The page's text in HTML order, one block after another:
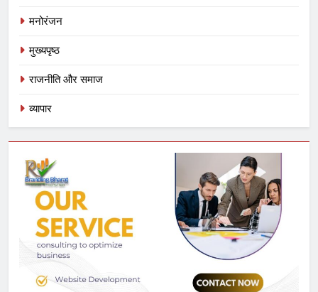
मनोरंजन
मुख्यपृष्ठ
राजनीति और समाज
व्यापार